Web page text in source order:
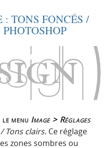
TONS FONCÉS /
menu Image > Réglages
Tons clairs. Ce réglage
zones sombres ou